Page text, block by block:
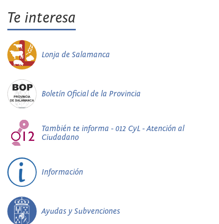
Te interesa
Lonja de Salamanca
Boletín Oficial de la Provincia
También te informa - 012 CyL - Atención al
Ciudadano
Información
Ayudas y Subvenciones